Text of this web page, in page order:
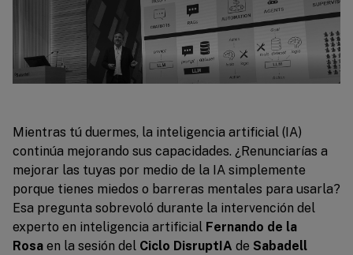
Mientras tú duermes, la inteligencia artificial (IA)
continúa mejorando sus capacidades. ¿Renunciarías a
mejorar las tuyas por medio de la IA simplemente
porque tienes miedos o barreras mentales para usarla?
Esa pregunta sobrevoló durante la intervención del
experto en inteligencia artificial Fernando de la
Rosa en la sesión del Ciclo DisruptIA de Sabadell